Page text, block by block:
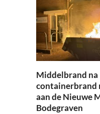
Middelbrand na
containerbrand
aan de Nieuwe
Bodegraven